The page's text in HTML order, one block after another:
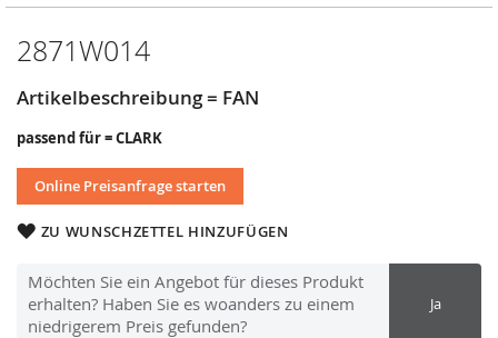
2871W014
Artikelbeschreibung = FAN
passend für = CLARK
Online Preisanfrage starten
ZU WUNSCHZETTEL HINZUFÜGEN
Möchten Sie ein Angebot für dieses Produkt
erhalten? Haben Sie es woanders zu einem
niedrigerem Preis gefunden?
Ja
Anfang
Bildergalerie